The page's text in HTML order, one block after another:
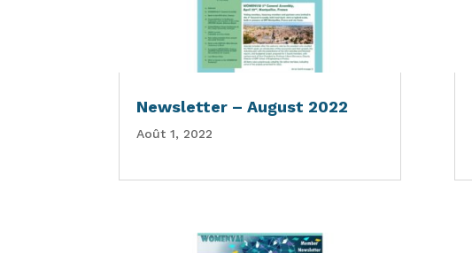
Newsletter – August 2022
Août 1, 2022